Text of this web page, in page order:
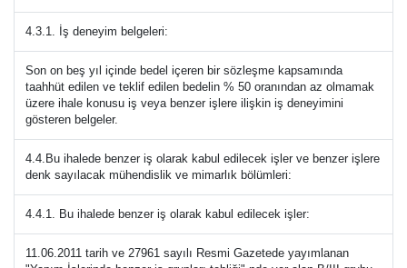
4.3.1. İş deneyim belgeleri:
Son on beş yıl içinde bedel içeren bir sözleşme kapsamında
taahhüt edilen ve teklif edilen bedelin % 50 oranından az olmamak
üzere ihale konusu iş veya benzer işlere ilişkin iş deneyimini
gösteren belgeler.
4.4.Bu ihalede benzer iş olarak kabul edilecek işler ve benzer işlere
denk sayılacak mühendislik ve mimarlık bölümleri:
4.4.1. Bu ihalede benzer iş olarak kabul edilecek işler:
11.06.2011 tarih ve 27961 sayılı Resmi Gazetede yayımlanan